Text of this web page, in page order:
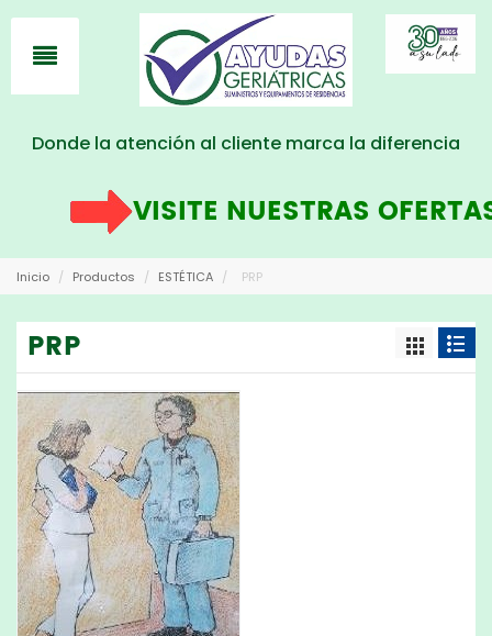
Donde la atención al cliente marca la diferencia
VISITE NUESTRAS OFERTAS
Inicio / Productos / ESTÉTICA / PRP
PRP